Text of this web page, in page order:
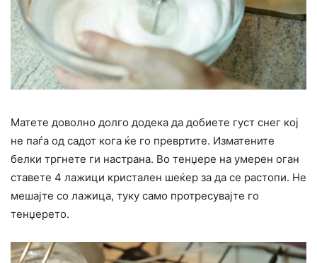
Матете доволно долго додека да добиете густ снег кој
не паѓа од садот кога ќе го превртите. Изматените
белки тргнете ги настрана. Во тенџере на умерен оган
ставете 4 лажици кристален шеќер за да се растопи. Не
мешајте со лажица, туку само протресувајте го
тенџерето.